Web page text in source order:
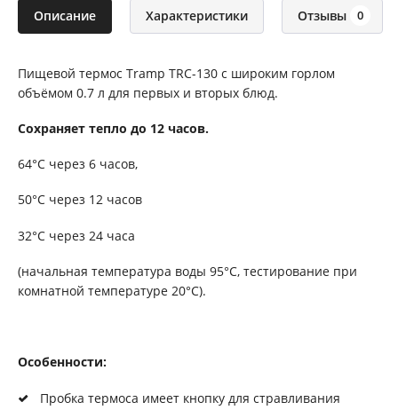
Описание Характеристики Отзывы 0
Пищевой термос Tramp TRC-130 с широким горлом
объёмом 0.7 л для первых и вторых блюд.
Сохраняет тепло до 12 часов.
64°С через 6 часов,
50°С через 12 часов
32°С через 24 часа
(начальная температура воды 95°C, тестирование при
комнатной температуре 20°C).
Особенности:
Пробка термоса имеет кнопку для стравливания